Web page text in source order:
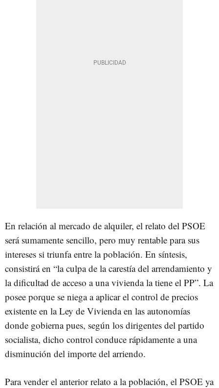
En relación al mercado de alquiler, el relato del PSOE
será sumamente sencillo, pero muy rentable para sus
intereses si triunfa entre la población. En síntesis,
consistirá en “la culpa de la carestía del arrendamiento y
la dificultad de acceso a una vivienda la tiene el PP”. La
posee porque se niega a aplicar el control de precios
existente en la Ley de Vivienda en las autonomías
donde gobierna pues, según los dirigentes del partido
socialista, dicho control conduce rápidamente a una
disminución del importe del arriendo.
Para vender el anterior relato a la población, el PSOE ya